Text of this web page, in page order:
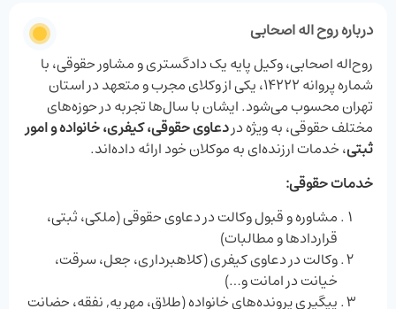
درباره روح اله اصحابی
روح‌اله اصحابی، وکیل پایه یک دادگستری و مشاور حقوقی، با
شماره پروانه 14222، یکی از وکلای مجرب و متعهد در استان
تهران محسوب می‌شود. ایشان با سال‌ها تجربه در حوزه‌های
مختلف حقوقی، به‌ ویژه دردعاوی حقوقی، کیفری، خانواده و امور
ثبتی، خدمات ارزنده‌ای به موکلان خود ارائه داده‌اند.
خدمات حقوقی:
مشاوره و قبول وکالت در دعاوی حقوقی (ملکی، ثبتی،
قراردادها و مطالبات)
وکالت در دعاوی کیفری (کلاهبرداری، جعل، سرقت،
خیانت در امانت و…)
پیگیری پرونده‌های خانواده (طلاق، مهریه, نفقه، حضانت